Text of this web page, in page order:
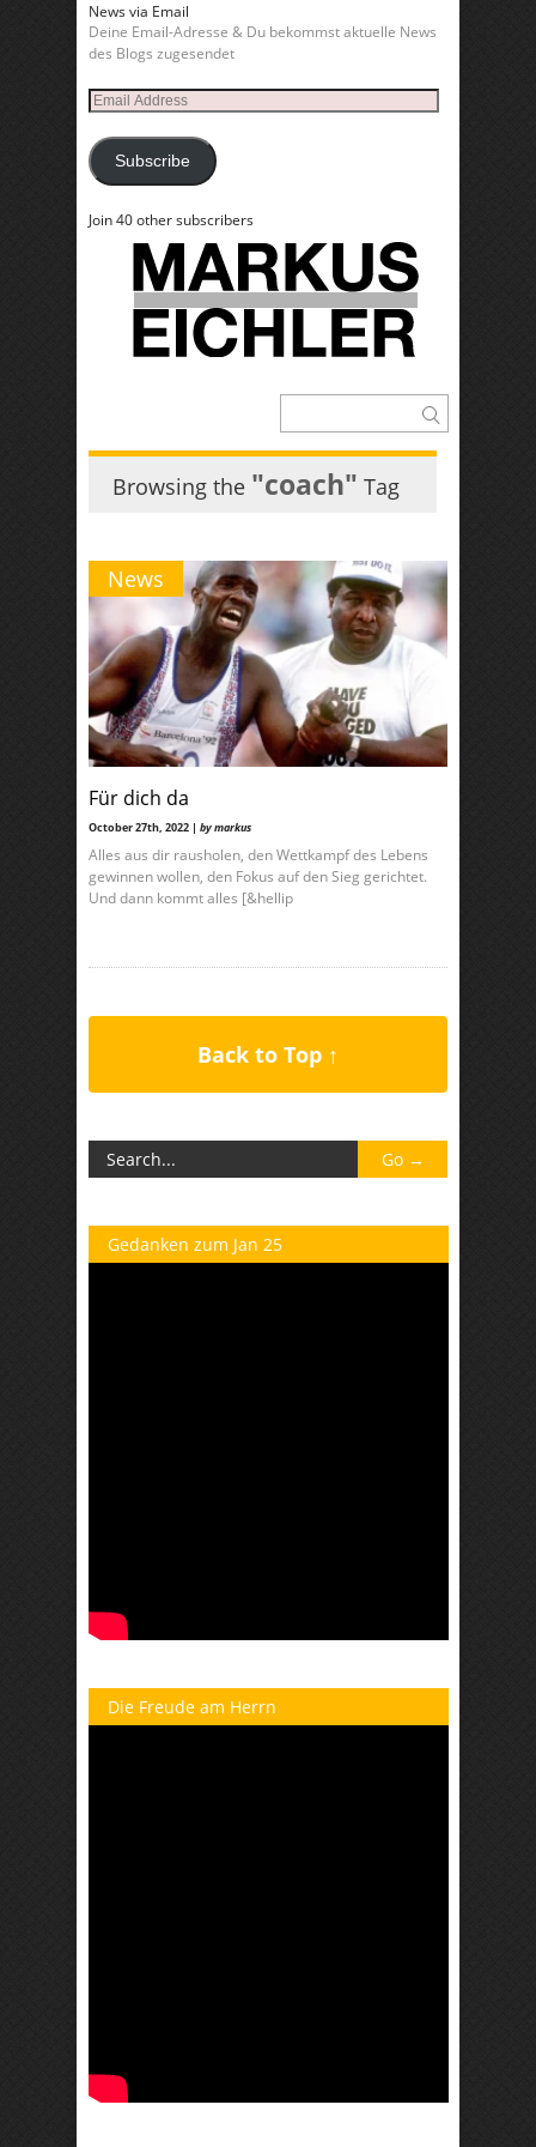
News via Email
Deine Email-Adresse & Du bekommst aktuelle News
des Blogs zugesendet
Email
Address
Subscribe
Join 40 other subscribers
Browsing the "coach" Tag
News
Für dich da
October 27th, 2022 | by markus
Alles aus dir rausholen, den Wettkampf des Lebens
gewinnen wollen, den Fokus auf den Sieg gerichtet.
Und dann kommt alles [&hellip
Back to Top ↑
Gedanken zum Jan 25
Die Freude am Herrn